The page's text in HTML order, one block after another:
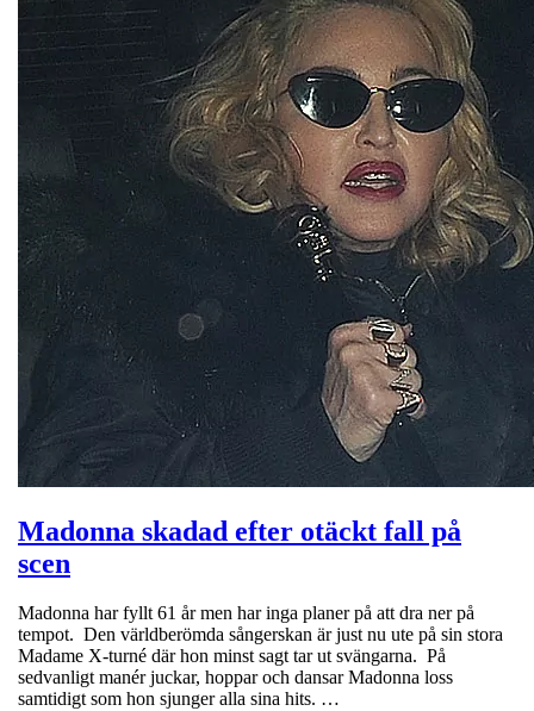
Madonna skadad efter otäckt fall på
scen
Madonna har fyllt 61 år men har inga planer på att dra ner på
tempot. Den världberömda sångerskan är just nu ute på sin stora
Madame X-turné där hon minst sagt tar ut svängarna. På
sedvanligt manér juckar, hoppar och dansar Madonna loss
samtidigt som hon sjunger alla sina hits. …